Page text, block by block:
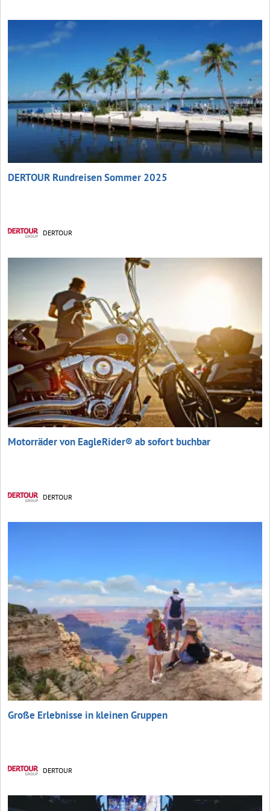
DERTOUR Rundreisen Sommer 2025
DERTOUR
Motorräder von EagleRider® ab sofort buchbar
DERTOUR
Große Erlebnisse in kleinen Gruppen
DERTOUR